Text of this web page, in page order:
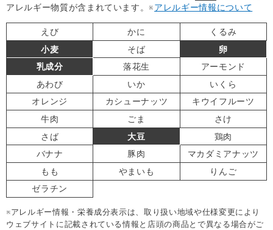
アレルギー物質が含まれています。※アレルギー情報について
えび かに
くるみ
小麦
そば
卵
乳成分
落花生
アーモンド
あわび
いか
いくら
オレンジ
カシューナッツ
キウイフルーツ
牛肉
ごま
さけ
さば
大豆
鶏肉
バナナ
豚肉
マカダミアナッツ
もも
やまいも
りんご
ゼラチン
※アレルギー情報・栄養成分表示は、取り扱い地域や仕様変更により
ウェブサイトに記載されている情報と店頭の商品とで異なる場合がご